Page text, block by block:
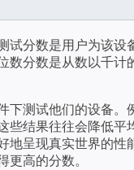
试分数是用户为该设
数分数是从数以千计
下测试他们的设备。
些结果往往会降低平
地呈现真实世界的性
高的分数。